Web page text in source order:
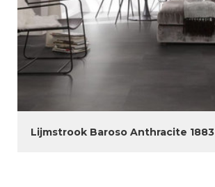
Lijmstrook Baroso Anthracite 1883